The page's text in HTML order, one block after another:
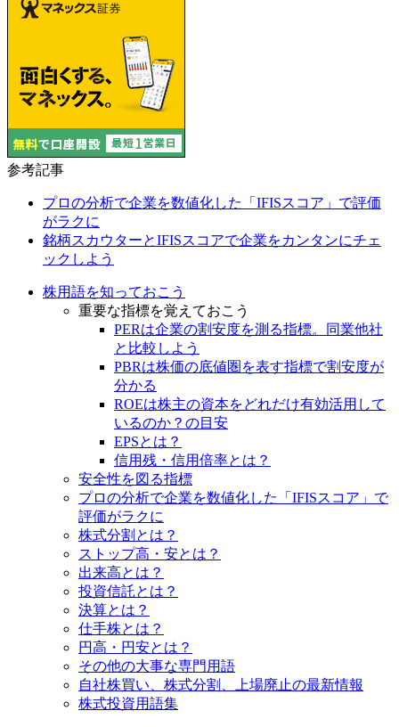
参考記事
プロの分析で企業を数値化した「IFISスコア」で評価
がラクに
銘柄スカウターとIFISスコアで企業をカンタンにチェ
ックしよう
株用語を知っておこう
重要な指標を覚えておこう
PERは企業の割安度を測る指標。同業他社
と比較しよう
PBRは株価の底値圏を表す指標で割安度が
分かる
ROEは株主の資本をどれだけ有効活用して
いるのか？の目安
EPSとは？
信用残・信用倍率とは？
安全性を図る指標
プロの分析で企業を数値化した「IFISスコア」で
評価がラクに
株式分割とは？
ストップ高・安とは？
出来高とは？
投資信託とは？
決算とは？
仕手株とは？
円高・円安とは？
その他の大事な専門用語
自社株買い、株式分割、上場廃止の最新情報
株式投資用語集